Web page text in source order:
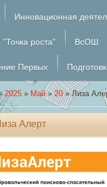
Инновационная
"Точка роста" ВсОШ
Первых
2025 » Май » 20» Лиза
Алерт